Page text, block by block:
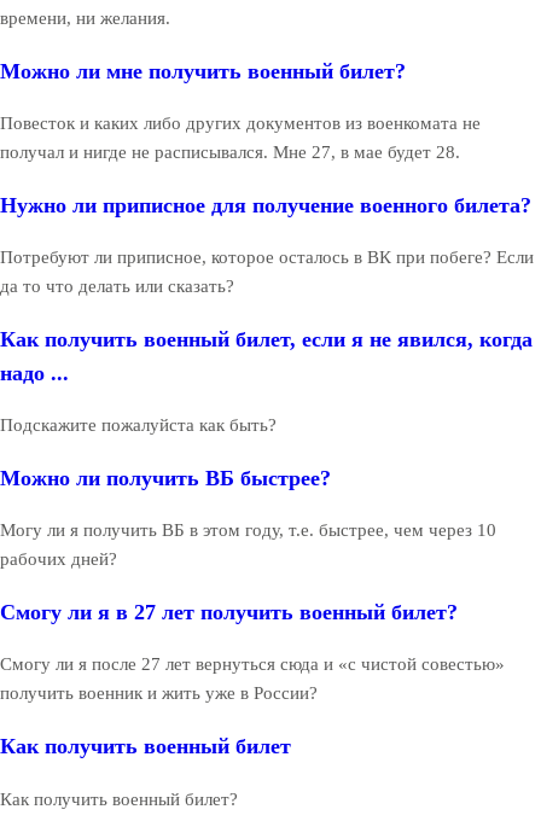
времени, ни желания.
Можно ли мне получить военный билет?
Повесток и каких либо других документов из военкомата не
получал и нигде не расписывался. Мне 27, в мае будет 28.
Нужно ли приписное для получение военного билета?
Потребуют ли приписное, которое осталось в ВК при побеге? Если
да то что делать или сказать?
Как получить военный билет, если я не явился, когда
надо ...
Подскажите пожалуйста как быть?
Можно ли получить ВБ быстрее?
Могу ли я получить ВБ в этом году, т.е. быстрее, чем через 10
рабочих дней?
Смогу ли я в 27 лет получить военный билет?
Смогу ли я после 27 лет вернуться сюда и «с чистой совестью»
получить военник и жить уже в России?
Как получить военный билет
Как получить военный билет?